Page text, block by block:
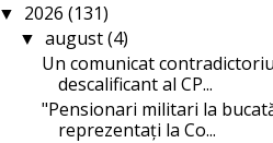
▼ 2026 (131)
▼ august(4)
Un comunicat
descalificant al CP...
"Pensionari militari la
reprezentați la Co...